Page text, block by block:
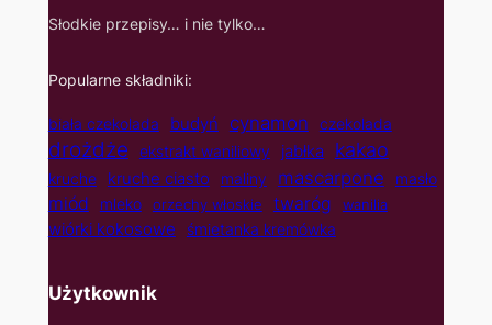
Słodkie przepisy… i nie tylko…
Popularne składniki:
biała czekolada budyń cynamon czekolada
drożdże ekstrakt waniliowy jabłka kakao
kruche kruche ciasto maliny mascarpone masło
miód mleko orzechy włoskie twaróg wanilia
wiórki kokosowe śmietanka kremówka
Użytkownik